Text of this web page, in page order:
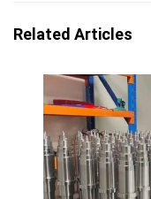
Related Articles